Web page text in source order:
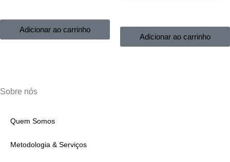
Adicionar ao carrinho
Adicionar ao carrinho
Sobre nós
Quem Somos
Metodologia & Serviços